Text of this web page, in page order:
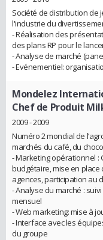
Société de distribution de
l'industrie du
- Réalisation des
des plans RP pour le
- Analyse de marché
- Evénementiel:
Mondelez
Chef de Produit
2009 - 2009
Numéro 2 mondial de
marchés du café, du
- Marketing opérationnel :
budgétaire, mise en
agences, participation au
- Analyse du marché :
mensuel
- Web marketing: mise à
- Interface avec les
du groupe